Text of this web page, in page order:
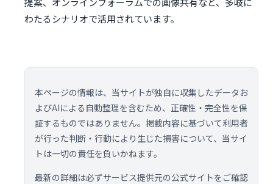
わたるシナリオで活用されています。
本ページの情報は、当サイトが独自に収集したデータお
よびAIによる自動整理を含むため、正確性・完全性を保
証するものではありません。掲載内容に基づいて利用者
が行った判断・行動により生じた損害について、当サイ
トは一切の責任を負いかねます。
最新の詳細は必ずサービス提供元の公式サイトをご確認